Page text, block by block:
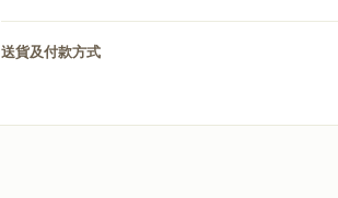
送貨及付款方式